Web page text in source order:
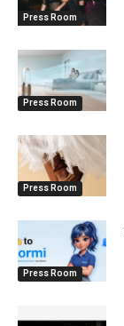
Press Room
Press Room
Press Room
Press Room